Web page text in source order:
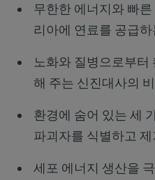
무한한 에너지와 빠
리아에 연료를 공급
노화와 질병으로부터
해 주는 신진대사의
환경에 숨어 있는 세
파괴자를 식별하고 제
세포 에너지 생산을